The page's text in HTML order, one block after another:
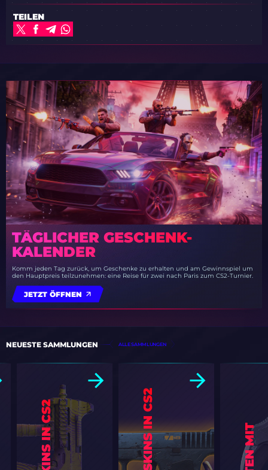
TEILEN
TÄGLICHER GESCHENK-
KALENDER
Komm jeden Tag zurück, um Geschenke zu erhalten und am Gewinnspiel um
den Hauptpreis teilzunehmen: eine Reise für zwei nach Paris zum CS2-Turnier.
JETZT ÖFFNEN
NEUESTE SAMMLUNGEN ALLE SAMMLUNGEN